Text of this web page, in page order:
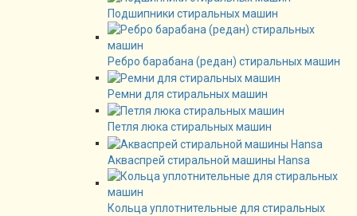
Подшипники стиральных машин
Ребро барабана (редан) стиральных машин
Ремни для стиральных машин
Петля люка стиральных машин
Акваспрей стиральной машины Hansa
Кольца уплотнительные для стиральных